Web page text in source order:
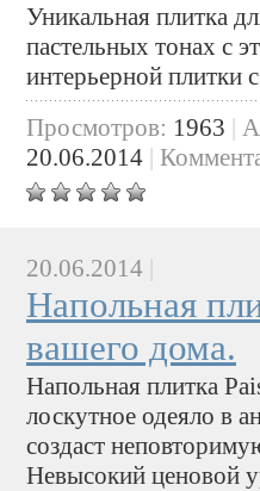
Уникальная плитка
пастельных тонах с
интерьерной плитки
Просмотров: 1963 |
20.06.2014 |
20.06.2014
Напольная
вашего дома.
Напольная плитка
лоскутное одеяло в
создаст
Невысокий ценовой